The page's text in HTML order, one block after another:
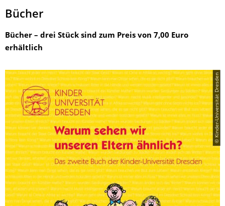
Bücher
Bücher – drei Stück sind zum Preis von 7,00 Euro
erhältlich
© Kinder-Universität Dresden